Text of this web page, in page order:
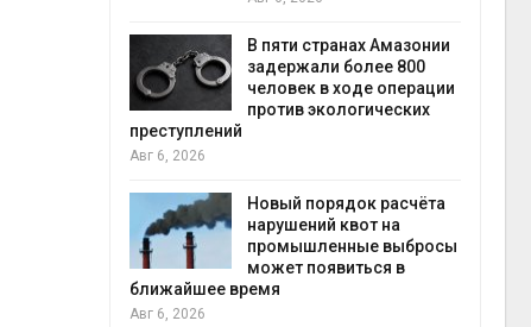
воду
в
В пяти странах Амазонии
задержали более 800
человек в ходе операции
против экологических
преступлений
Авг 6, 2026
Новый порядок расчёта
нарушений квот на
промышленные выбросы
может появиться в
ближайшее время
Авг 6, 2026